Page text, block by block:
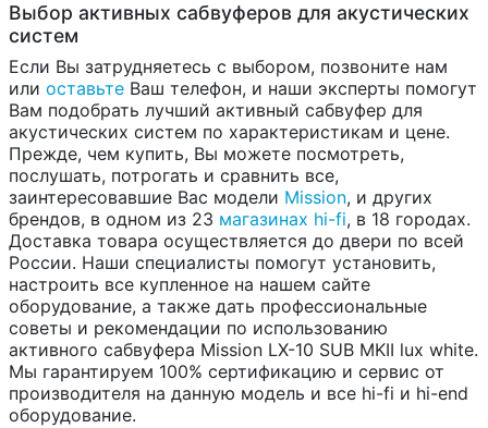
Выбор активных сабвуферов для акустических
систем
Если Вы затрудняетесь с выбором, позвоните нам
или оставьте Ваш телефон, и наши эксперты помогут
Вам подобрать лучший активный сабвуфер для
акустических систем по характеристикам и цене.
Прежде, чем купить, Вы можете посмотреть,
послушать, потрогать и сравнить все,
заинтересовавшие Вас модели Mission, и других
брендов, в одном из 23 магазинах hi-fi, в 18 городах.
Доставка товара осуществляется до двери по всей
России. Наши специалисты помогут установить,
настроить все купленное на нашем сайте
оборудование, а также дать профессиональные
советы и рекомендации по использованию
активного сабвуфера Mission LX-10 SUB MKII lux white.
Мы гарантируем 100% сертификацию и сервис от
производителя на данную модель и все hi-fi и hi-end
оборудование.